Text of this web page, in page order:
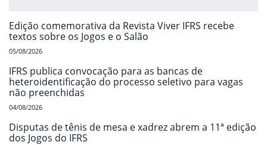
Edição comemorativa da Revista Viver IFRS recebe
textos sobre os Jogos e o Salão
05/08/2026
IFRS publica convocação para as bancas de
heteroidentificação do processo seletivo para vagas
não preenchidas
04/08/2026
Disputas de tênis de mesa e xadrez abrem a 11ª edição
dos Jogos do IFRS